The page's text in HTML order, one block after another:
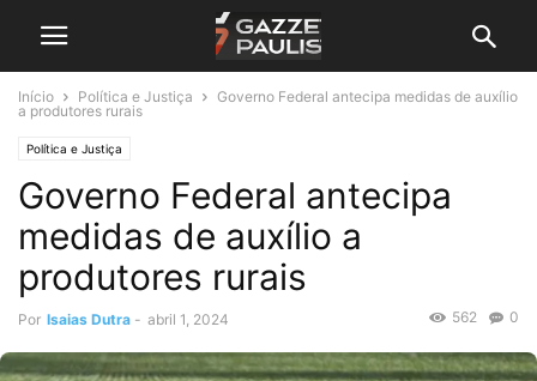
Início Política e Justiça
Governo Federal antecipa medidas de auxílio
a produtores rurais
Política e Justiça
Governo Federal antecipa
medidas de auxílio a
produtores rurais
Por Isaias Dutra - abril 1, 2024 0
562